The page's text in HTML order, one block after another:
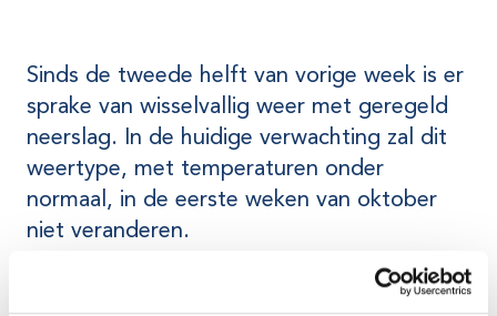
Sinds de tweede helft van vorige week is er
sprake van wisselvallig weer met geregeld
neerslag. In de huidige verwachting zal dit
weertype, met temperaturen onder
normaal, in de eerste weken van oktober
niet veranderen.
De afvoer van de Rijn is sinds afgelopen weekeinde
gestegen tot circa 1160 m3/s (7,52m +NAP) op 29